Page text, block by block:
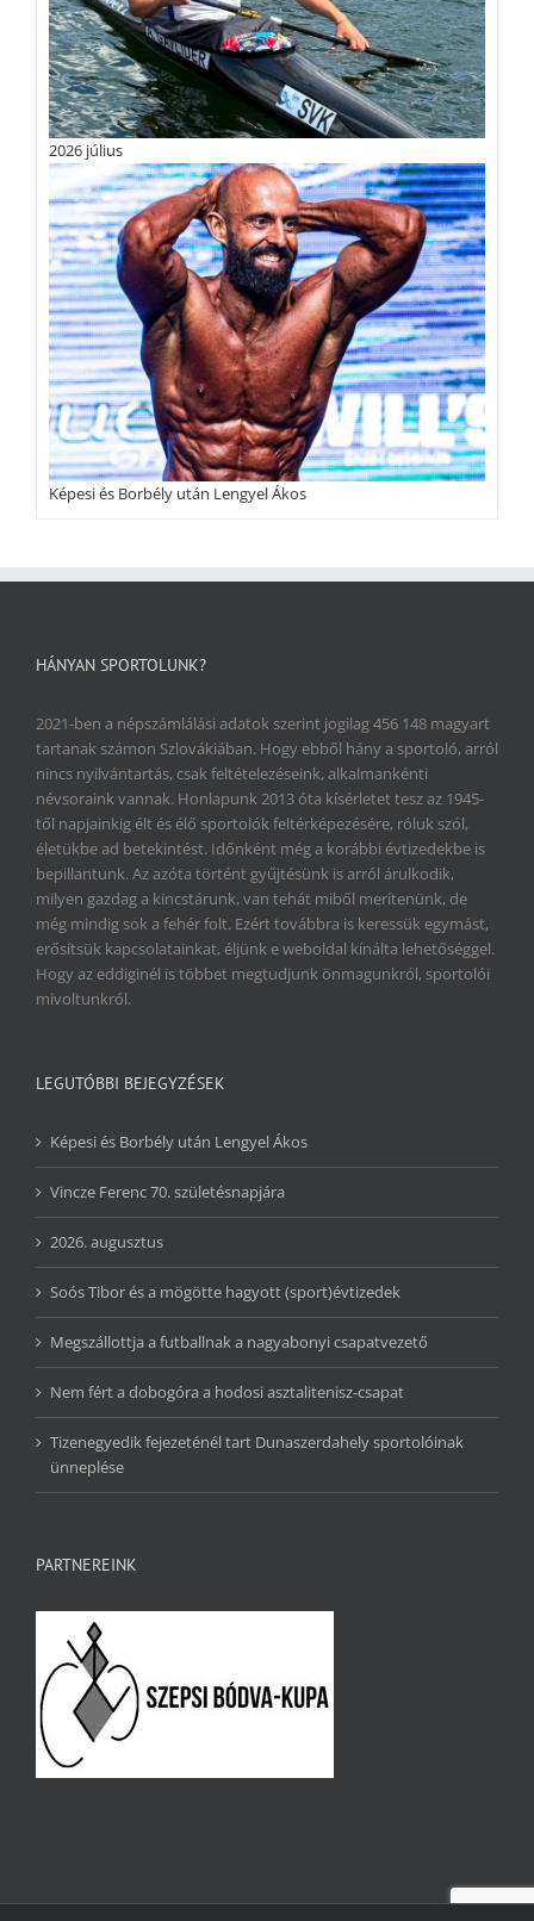
2026 július
Képesi és Borbély után Lengyel Ákos
HÁNYAN SPORTOLUNK?
2021-ben a népszámlálási adatok szerint jogilag 456 148 magyart
tartanak számon Szlovákiában. Hogy ebből hány a sportoló, arról
nincs nyilvántartás, csak feltételezéseink, alkalmankénti
névsoraink vannak. Honlapunk 2013 óta kísérletet tesz az 1945-
től napjainkig élt és élő sportolók feltérképezésére, róluk szól,
életükbe ad betekintést. Időnként még a korábbi évtizedekbe is
bepillantunk. Az azóta történt gyűjtésünk is arról árulkodik,
milyen gazdag a kincstárunk, van tehát miből merítenünk, de
még mindig sok a fehér folt. Ezért továbbra is keressük egymást,
erősítsük kapcsolatainkat, éljünk e weboldal kínálta lehetőséggel.
Hogy az eddiginél is többet megtudjunk önmagunkról, sportolói
mivoltunkról.
LEGUTÓBBI BEJEGYZÉSEK
Képesi és Borbély után Lengyel Ákos
Vincze Ferenc 70. születésnapjára
2026. augusztus
Soós Tibor és a mögötte hagyott (sport)évtizedek
Megszállottja a futballnak a nagyabonyi csapatvezető
Nem fért a dobogóra a hodosi asztalitenisz-csapat
Tizenegyedik fejezeténél tart Dunaszerdahely sportolóinak
ünneplése
PARTNEREINK